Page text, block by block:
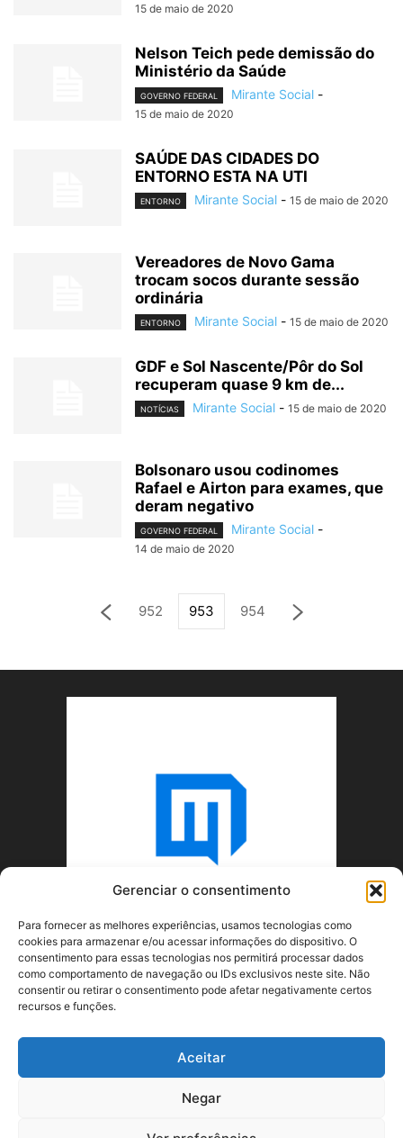
Gerenciar o consentimento
Para fornecer as melhores experiências, usamos tecnologias como
cookies para armazenar e/ou acessar informações do dispositivo. O
consentimento para essas tecnologias nos permitirá processar dados
como comportamento de navegação ou IDs exclusivos neste site. Não
consentir ou retirar o consentimento pode afetar negativamente certos
recursos e funções.
Aceitar
Negar
15 de maio de 2020
Nelson Teich pede demissão do
Ministério da Saúde
GOVERNO FEDERAL Mirante Social -
15 de maio de 2020
SAÚDE DAS CIDADES DO
ENTORNO ESTA NA UTI
ENTORNO Mirante Social - 15 de maio de 2020
Vereadores de Novo Gama
trocam socos durante sessão
ordinária
ENTORNO Mirante Social - 15 de maio de 2020
GDF e Sol Nascente/Pôr do Sol
recuperam quase 9 km de...
NOTÍCIAS Mirante Social - 15 de maio de 2020
Bolsonaro usou codinomes
Rafael e Airton para exames, que
deram negativo
GOVERNO FEDERAL Mirante Social -
14 de maio de 2020
952 953 954
SIGA-NOS